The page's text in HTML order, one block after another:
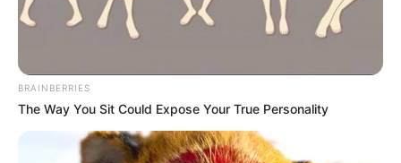
BRAINBERRIES
The Way You Sit Could Expose Your True Personality